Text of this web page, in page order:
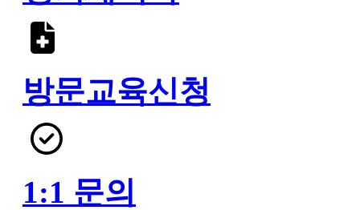
방문교육신청
1:1 문의